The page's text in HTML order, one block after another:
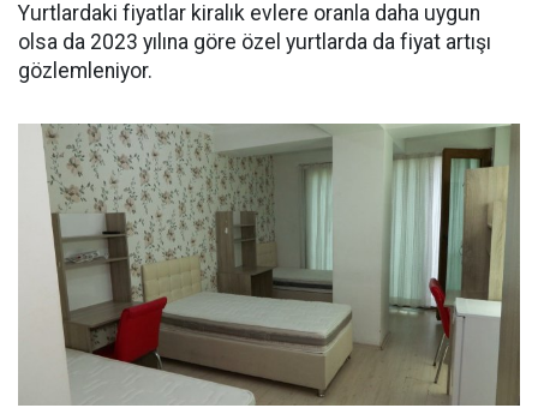
Yurtlardaki fiyatlar kiralık evlere oranla daha uygun
olsa da 2023 yılına göre özel yurtlarda da fiyat artışı
gözlemleniyor.